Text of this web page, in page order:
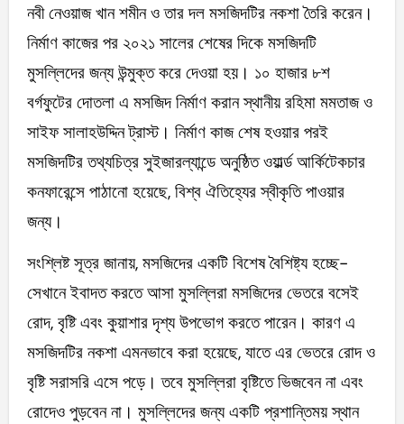
নবী নেওয়াজ খান শমীন ও তার দল মসজিদটির নকশা তৈরি করেন।
নির্মাণ কাজের পর ২০২১ সালের শেষের দিকে মসজিদটি
মুসল্লিদের জন্য উন্মুক্ত করে দেওয়া হয়। ১০ হাজার ৮শ
বর্গফুটের দোতলা এ মসজিদ নির্মাণ করান স্থানীয় রহিমা মমতাজ ও
সাইফ সালাহউদ্দিন ট্রাস্ট। নির্মাণ কাজ শেষ হওয়ার পরই
মসজিদটির তথ্যচিত্র সুইজারল্যান্ডে অনুষ্ঠিত ওয়ার্ল্ড আর্কিটেকচার
কনফারেন্সে পাঠানো হয়েছে, বিশ্ব ঐতিহ্যের স্বীকৃতি পাওয়ার
জন্য।
সংশ্লিষ্ট সূত্র জানায়, মসজিদের একটি বিশেষ বৈশিষ্ট্য হচ্ছে-
সেখানে ইবাদত করতে আসা মুসল্লিরা মসজিদের ভেতরে বসেই
রোদ, বৃষ্টি এবং কুয়াশার দৃশ্য উপভোগ করতে পারেন। কারণ এ
মসজিদটির নকশা এমনভাবে করা হয়েছে, যাতে এর ভেতরে রোদ ও
বৃষ্টি সরাসরি এসে পড়ে। তবে মুসল্লিরা বৃষ্টিতে ভিজবেন না এবং
রোদেও পুড়বেন না। মুসল্লিদের জন্য একটি প্রশান্তিময় স্থান